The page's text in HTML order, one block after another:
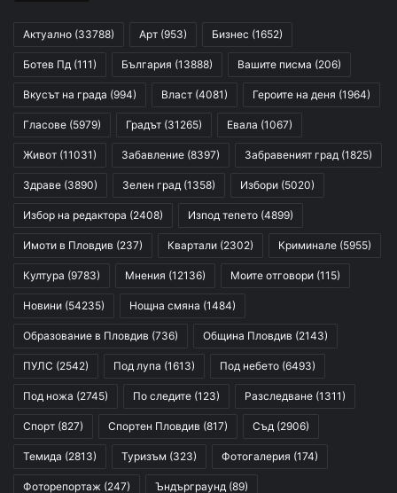
Актуално (33788) Арт (953) Бизнес (1652)
Ботев Пд (111) България (13888) Вашите писма (206)
Вкусът на града (994) Власт (4081) Героите на деня (1964)
Гласове (5979) Градът (31265) Евала (1067)
Живот (11031) Забавление (8397) Забравеният град (1825)
Здраве (3890) Зелен град (1358) Избори (5020)
Избор на редактора (2408) Изпод тепето (4899)
Имоти в Пловдив (237) Квартали (2302) Криминале (5955)
Култура (9783) Мнения (12136) Моите отговори (115)
Новини (54235) Нощна смяна (1484)
Образование в Пловдив (736) Община Пловдив (2143)
ПУЛС (2542) Под лупа (1613) Под небето (6493)
Под ножа (2745) По следите (123) Разследване (1311)
Спорт (827) Спортен Пловдив (817) Съд (2906)
Темида (2813) Туризъм (323) Фотогалерия (174)
Фоторепортаж (247) Ъндърграунд (89)